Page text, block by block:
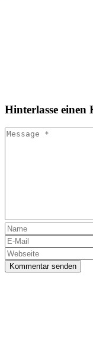
Hinterlasse einen
Kommentar senden